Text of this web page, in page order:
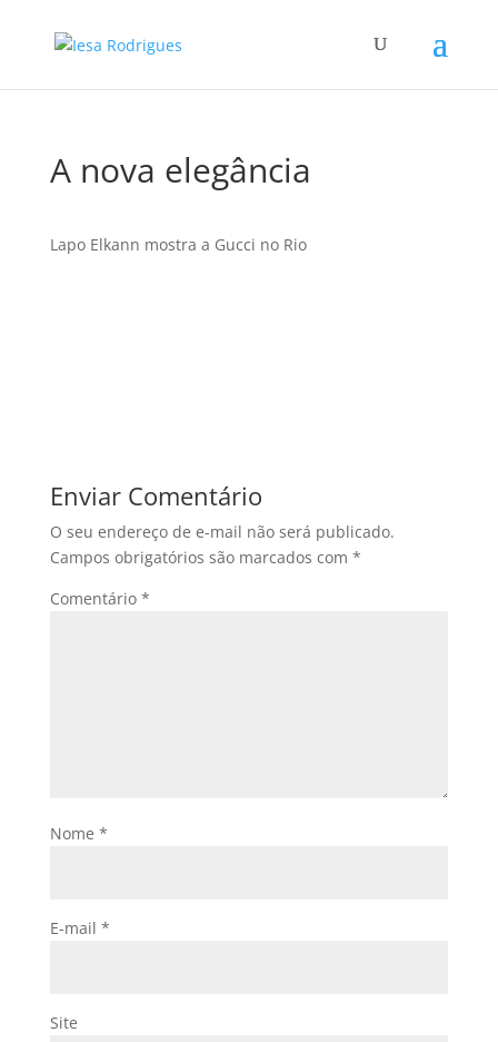
A nova elegância
Lapo Elkann mostra a Gucci no Rio
Enviar Comentário
O seu endereço de e-mail não será publicado.
Campos obrigatórios são marcados com *
Comentário *
Nome *
E-mail *
Site